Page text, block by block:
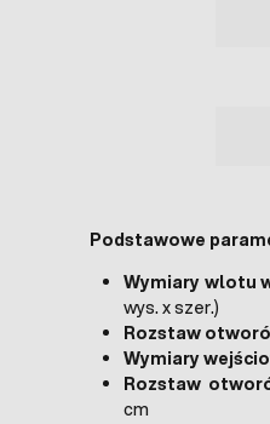
Podstawowe
Wymiary wlotu
wys. x szer.)
Rozstaw
Wymiary
Rozstaw
cm